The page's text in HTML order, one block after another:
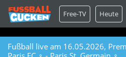
Free-TV Heute
Fußball live am 16.05.2026,